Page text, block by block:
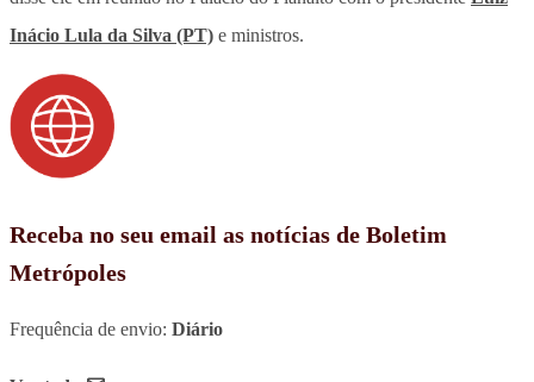
Inácio Lula da Silva (PT) e ministros.
Receba no seu email as notícias de Boletim
Metrópoles
Frequência de envio: Diário